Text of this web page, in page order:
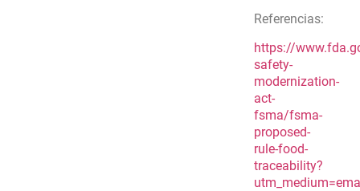
Referencias:
https://
safety-
modernization-
act-
fsma/fsma-
proposed-
rule-food-
traceability?